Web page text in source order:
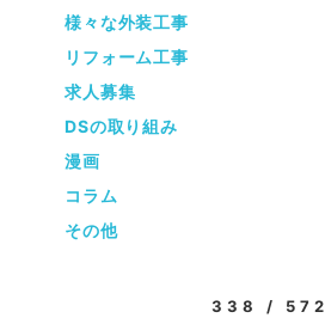
様々な外装工事
リフォーム工事
求人募集
DSの取り組み
漫画
コラム
その他
338 / 572